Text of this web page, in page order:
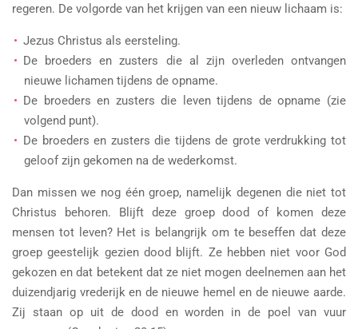
regeren. De volgorde van het krijgen van een nieuw lichaam is:
Jezus Christus als eersteling.
De broeders en zusters die al zijn overleden ontvangen
nieuwe lichamen tijdens de opname.
De broeders en zusters die leven tijdens de opname (zie
volgend punt).
De broeders en zusters die tijdens de grote verdrukking tot
geloof zijn gekomen na de wederkomst.
Dan missen we nog één groep, namelijk degenen die niet tot
Christus behoren. Blijft deze groep dood of komen deze
mensen tot leven? Het is belangrijk om te beseffen dat deze
groep geestelijk gezien dood blijft. Ze hebben niet voor God
gekozen en dat betekent dat ze niet mogen deelnemen aan het
duizendjarig vrederijk en de nieuwe hemel en de nieuwe aarde.
Zij staan op uit de dood en worden in de poel van vuur